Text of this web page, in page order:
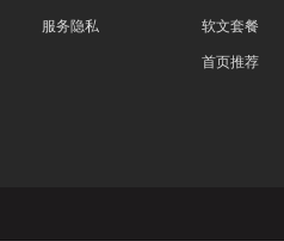
服务隐私 软文套餐
首页推荐